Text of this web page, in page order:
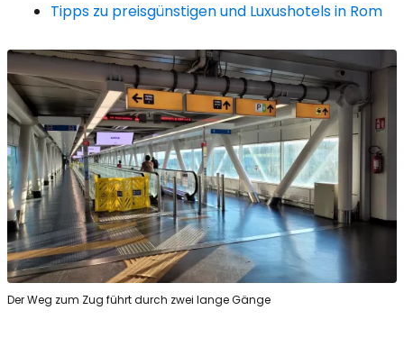
Tipps zu preisgünstigen und Luxushotels in Rom
Der Weg zum Zug führt durch zwei lange Gänge